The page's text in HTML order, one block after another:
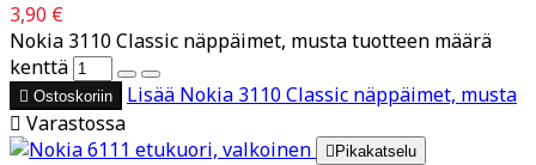
3,90 €
Nokia 3110 Classic näppäimet, musta tuotteen määrä
kenttä
 Ostoskoriin Lisää Nokia 3110 Classic näppäimet, musta
 Varastossa
 Pikakatselu